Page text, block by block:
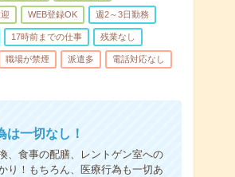
WEB登録OK 週2～3日勤務
17時前までの仕事 残業なし
職場が禁煙 派遣多 電話対応なし
は一切なし！
、食事の配膳、レントゲン室への
り！もちろん、医療行為も一切あ